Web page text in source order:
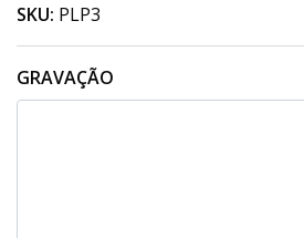
SKU: PLP3
GRAVAÇÃO